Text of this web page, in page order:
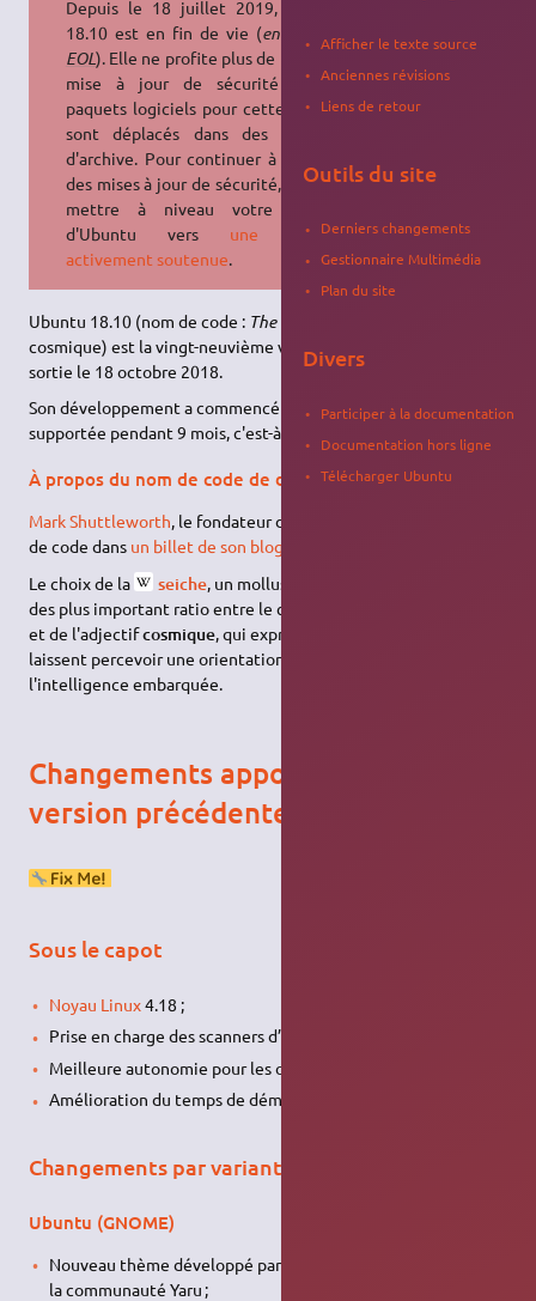
Depuis le 18 juillet 2019, Ubuntu
18.10 est en fin de vie (end of life
EOL). Elle ne profite plus de nouvelle
mise à jour de sécurité et les
paquets logiciels pour cette version
sont déplacés dans des serveurs
d'archive. Pour continuer à recevoir
des mises à jour de sécurité, veuillez
mettre à niveau votre version
d'Ubuntu vers une version
activement soutenue.
Ubuntu 18.10 (nom de code : The Cosmic Cuttlefish
cosmique) est la vingt-neuvième version d'Ubuntu. Elle est
sortie le 18 octobre 2018.
Son développement a commencé en avril 2018. Elle est
supportée pendant 9 mois, c'est-à-dire jusqu'en juillet 2019.
À propos du nom de code de développement
Mark Shuttleworth, le fondateur d'Ubuntu, a annoncé le nom
de code dans un billet de son blog personnel
Le choix de la
seiche, un mollusque à dix bras et ayant l'un
des plus important ratio entre le cerveau et la taille du corps,
et de l'adjectifcosmique, qui exprime une étendue grandiose,
laissent percevoir une orientation encore plus grande vers
l'intelligence embarquée.
Changements apportés depuis la
version précédente
Sous le capot
Noyau Linux4.18 ;
Prise en charge des scanners d’empreintes digitales ;
Meilleure autonomie pour les ordinateurs portables ;
Amélioration du temps de démarrage ;
Changements par variantes
Ubuntu (GNOME)
Nouveau thème développé par Communitheme, le thème de
la communauté Yaru ;
Afficher le texte source
Anciennes révisions
Liens de retour
Outils du site
Derniers changements
Gestionnaire Multimédia
Plan du site
Divers
Participer à la documentation
Documentation hors ligne
Télécharger Ubuntu